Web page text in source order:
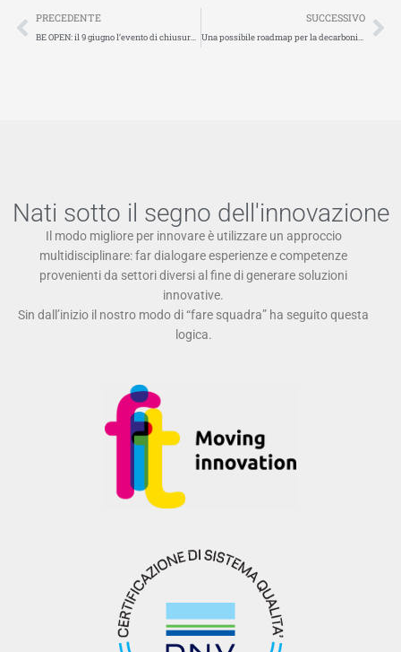
Precedente
PRECEDENTE
BE OPEN: il 9 giugno l’evento di chiusura del Progetto con il webinar “Making Open Science the new normal for transport research”
SUCCESSIVO
Una possibile roadmap per la decarbonizzazione della logistica urbana
Nati sotto il segno dell'innovazione
Il modo migliore per innovare è utilizzare un approccio
multidisciplinare: far dialogare esperienze e competenze
provenienti da settori diversi al fine di generare soluzioni
innovative.
Sin dall’inizio il nostro modo di “fare squadra” ha seguito questa
logica.